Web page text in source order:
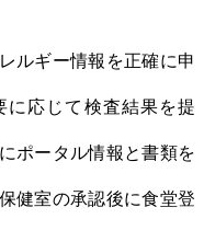
ルギー情報を正確に申
に応じて検査結果を提
ポータル情報と書類を
健室の承認後に食堂登